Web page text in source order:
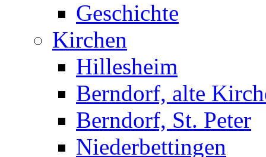
Geschichte
Kirchen
Hillesheim
Berndorf, alte
Berndorf, St. Peter
Niederbettingen